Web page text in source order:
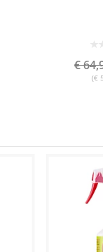
€
(€